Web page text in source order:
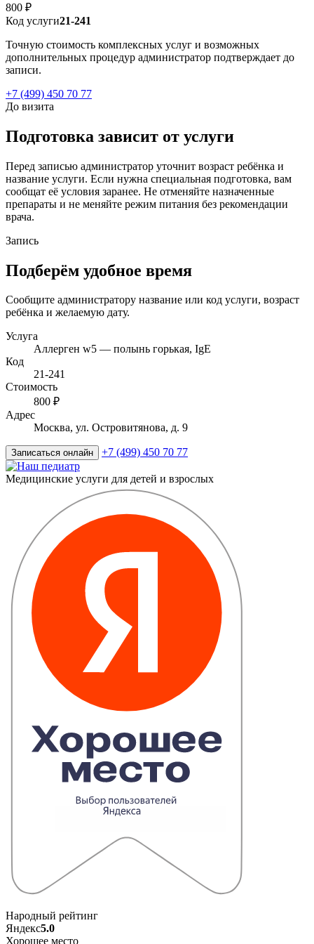
800 ₽
Код услуги21-241
Точную стоимость комплексных услуг и возможных
дополнительных процедур администратор подтверждает до
записи.
+7 (499) 450 70 77
До визита
Подготовка зависит от услуги
Перед записью администратор уточнит возраст ребёнка и
название услуги. Если нужна специальная подготовка, вам
сообщат её условия заранее. Не отменяйте назначенные
препараты и не меняйте режим питания без рекомендации
врача.
Запись
Подберём удобное время
Сообщите администратору название или код услуги, возраст
ребёнка и желаемую дату.
Услуга
Аллерген w5 — полынь горькая, IgE
Код
21-241
Стоимость
800 ₽
Адрес
Москва, ул. Островитянова, д. 9
Записаться онлайн +7 (499) 450 70 77
Медицинские услуги для детей и взрослых
Народный рейтинг
Яндекс5.0
Хорошее место